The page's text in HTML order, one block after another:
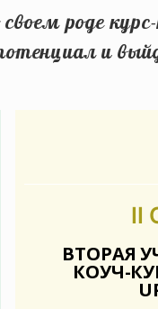
роде
и
II
ВТОРАЯ
КОУЧ-